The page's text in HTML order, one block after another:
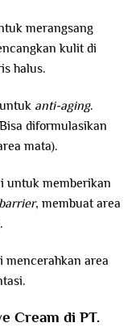
merangsang
kulit di
halus.
anti-aging.
diformulasikan
mata).
untuk memberikan
, membuat area
.
mencerahkan area
Cream di PT.